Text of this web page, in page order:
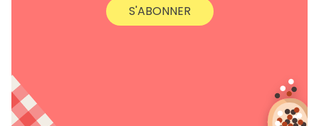
S'ABONNER